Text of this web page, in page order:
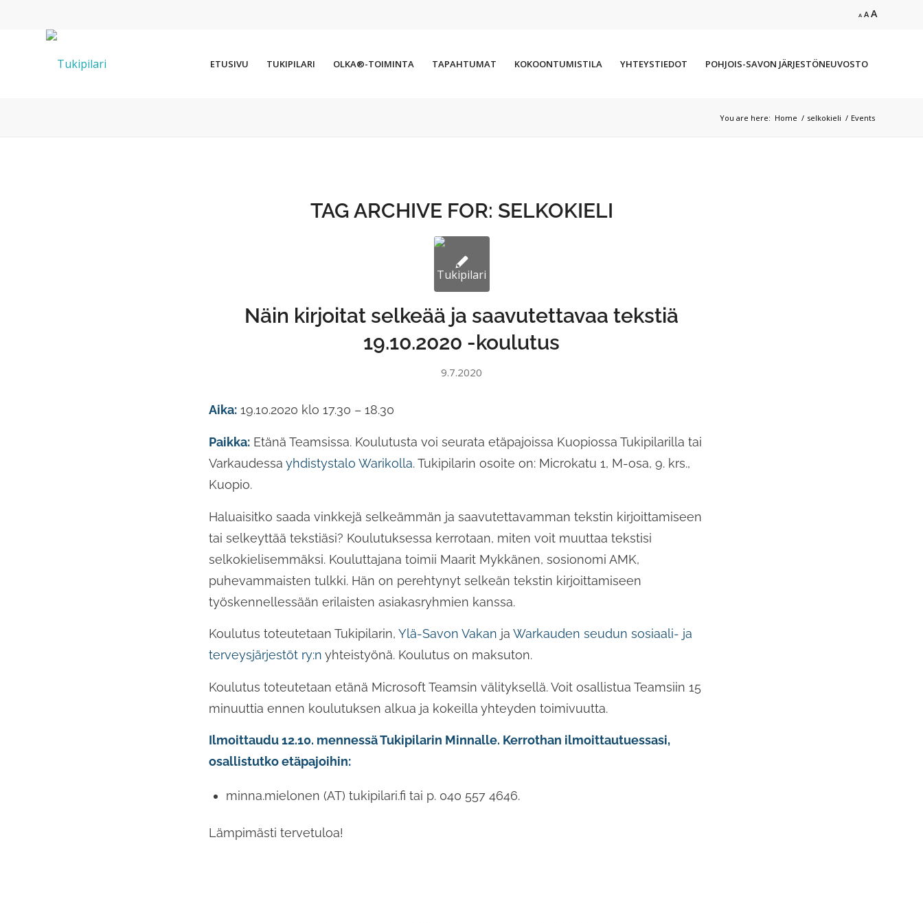
A Decrease
AReset
font
AIncrease
font
ETUSIVU TUKIPILARI OLKA®-TOIMINTA TAPAHTUMAT KOKOONTUMISTILA YHTEYSTIEDOT POHJOIS-SAVON JÄRJESTÖNEUVOSTO
You are here: Home / selkokieli / Events
TAG ARCHIVE FOR: SELKOKIELI
Näin kirjoitat selkeää ja saavutettavaa tekstiä
19.10.2020 -koulutus
9.7.2020
Aika: 19.10.2020 klo 17.30 – 18.30
Paikka: Etänä Teamsissa. Koulutusta voi seurata etäpajoissa Kuopiossa Tukipilarilla tai
Varkaudessa yhdistystalo Warikolla. Tukipilarin osoite on: Microkatu 1, M-osa, 9. krs.,
Kuopio.
Haluaisitko saada vinkkejä selkeämmän ja saavutettavamman tekstin kirjoittamiseen
tai selkeyttää tekstiäsi? Koulutuksessa kerrotaan, miten voit muuttaa tekstisi
selkokielisemmäksi. Kouluttajana toimii Maarit Mykkänen, sosionomi AMK,
puhevammaisten tulkki. Hän on perehtynyt selkeän tekstin kirjoittamiseen
työskennellessään erilaisten asiakasryhmien kanssa.
Koulutus toteutetaan Tukipilarin, Ylä-Savon Vakan ja Warkauden seudun sosiaali- ja
terveysjärjestöt ry:n yhteistyönä. Koulutus on maksuton.
Koulutus toteutetaan etänä Microsoft Teamsin välityksellä. Voit osallistua Teamsiin 15
minuuttia ennen koulutuksen alkua ja kokeilla yhteyden toimivuutta.
Ilmoittaudu 12.10. mennessä Tukipilarin Minnalle. Kerrothan ilmoittautuessasi,
osallistutko etäpajoihin:
minna.mielonen (AT) tukipilari.fi tai p. 040 557 4646.
Lämpimästi tervetuloa!